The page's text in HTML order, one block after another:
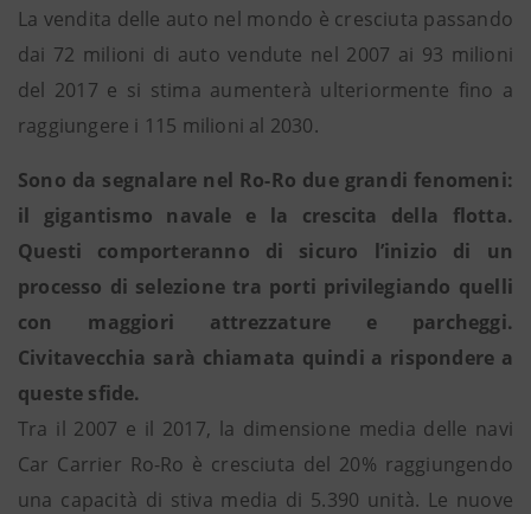
La vendita delle auto nel mondo è cresciuta passando
dai 72 milioni di auto vendute nel 2007 ai 93 milioni
del 2017 e si stima aumenterà ulteriormente fino a
raggiungere i 115 milioni al 2030.
Sono da segnalare nel Ro-Ro due grandi fenomeni:
il gigantismo navale e la crescita della flotta.
Questi comporteranno di sicuro l’inizio di un
processo di selezione tra porti privilegiando quelli
con maggiori attrezzature e parcheggi.
Civitavecchia sarà chiamata quindi a rispondere a
queste sfide.
Tra il 2007 e il 2017, la dimensione media delle navi
Car Carrier Ro-Ro è cresciuta del 20% raggiungendo
una capacità di stiva media di 5.390 unità. Le nuove